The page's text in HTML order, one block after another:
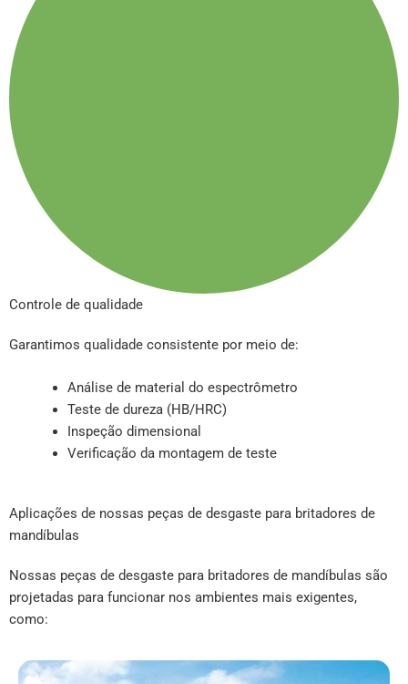
Controle de qualidade
Garantimos qualidade consistente por meio de:
Análise de material do espectrômetro
Teste de dureza (HB/HRC)
Inspeção dimensional
Verificação da montagem de teste
Aplicações de nossas peças de desgaste para britadores de
mandíbulas
Nossas peças de desgaste para britadores de mandíbulas são
projetadas para funcionar nos ambientes mais exigentes,
como: